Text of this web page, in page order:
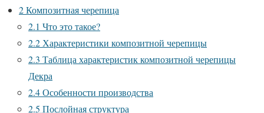
2Композитная черепица
2.1 Что это такое?
2.2 Характеристики композитной черепицы
2.3 Таблица характеристик композитной черепицы
Декра
2.4Особенности производства
2.5 Послойная структура